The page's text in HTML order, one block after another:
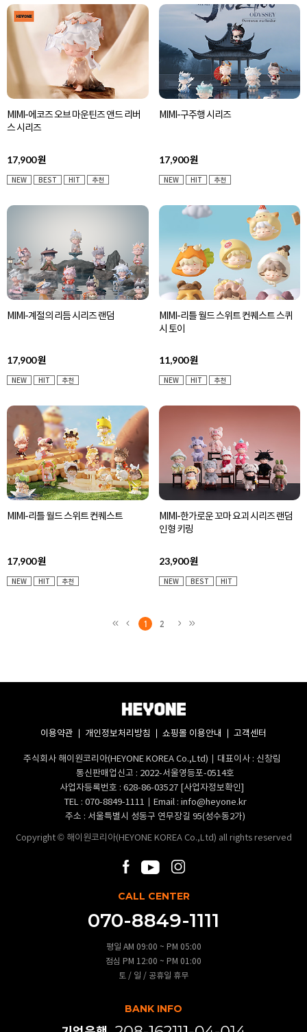
MIMI-에코즈 오브 마운틴즈 앤드 리버
스 시리즈
17,900원
NEW BEST HIT 추천
MIMI-구주행 시리즈
17,900원
NEW HIT 추천
MIMI-계절의 리듬 시리즈 랜덤
17,900원
NEW HIT 추천
MIMI-리틀 월드 스위트 컨퀘스트 스퀴
시 토이
11,900원
NEW HIT 추천
MIMI-리틀 월드 스위트 컨퀘스트
17,900원
NEW HIT 추천
MIMI-한가로운 꼬마 요괴 시리즈 랜덤
인형 키링
23,900원
NEW BEST HIT
<< < 1 2 > >>
이용약관 개인정보처리방침 쇼핑몰 이용안내 고객센터
주식회사 해이원코리아(HEYONE KOREA Co.,Ltd)
대표이사 : 신창림
통신판매업신고 : 2022-서울영등포-0514호
사업자등록번호 : 628-86-03527 [사업자정보확인]
TEL : 070-8849-1111 Email : info@heyone.kr
주소 : 서울특별시 성동구 연무장길 95(성수동2가)
Copyright © 해이원코리아(HEYONE KOREA Co.,Ltd) all rights reserved
CALL CENTER
070-8849-1111
평일 AM 09:00 ~ PM 05:00
점심 PM 12:00 ~ PM 01:00
토 / 일 / 공휴일 휴무
BANK INFO